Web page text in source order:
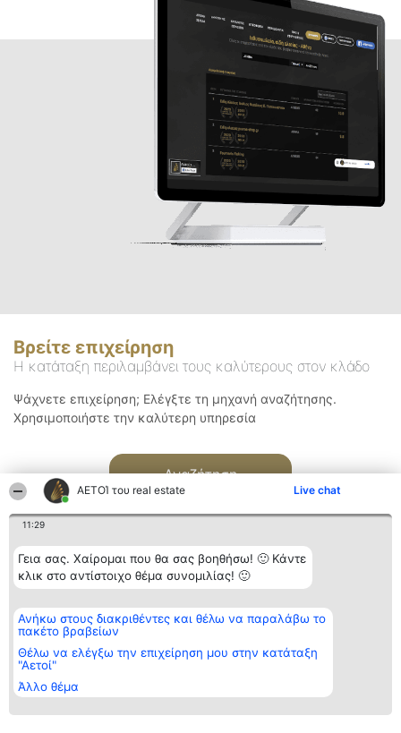
ΑΕΤΟΊ του real estate Live chat
11:29
Γεια σας. Χαίρομαι που θα σας βοηθήσω! 🙂 Κάντε
κλικ στο αντίστοιχο θέμα συνομιλίας! 🙂
Ανήκω στους διακριθέντες και θέλω να παραλάβω το
πακέτο βραβείων
Θέλω να ελέγξω την επιχείρηση μου στην κατάταξη
"Αετοί"
Άλλο θέμα
Βρείτε επιχείρηση
Η κατάταξη περιλαμβάνει τους καλύτερους στον κλάδο
Ψάχνετε επιχείρηση; Ελέγξτε τη μηχανή αναζήτησης.
Χρησιμοποιήστε την καλύτερη υπηρεσία
Αναζήτηση
Διοργανωτής της
κατάταξης
BEAUTIFUL COMPANY
ΤΗΛ. ΕΠΙΚΟΙΝΩΝΙΑΣ:
2104128019
email:
aetoi@beautifulcompany.co
Κατάταξη
Διακριθέντες
των
διακριθέντων
προϋποθέσεις
Επικοινωνία
Επικοινωνία